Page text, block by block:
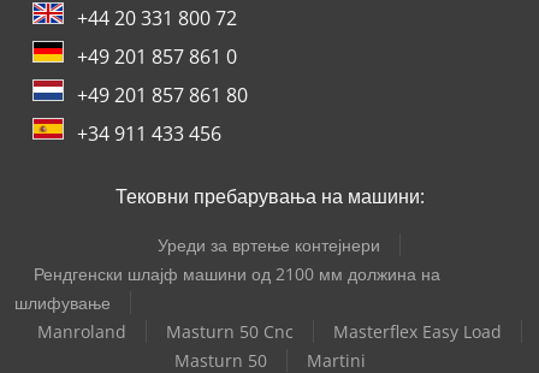
+44 20 331 800 72
+49 201 857 861 0
+49 201 857 861 80
+34 911 433 456
Тековни пребарувања на машини:
Уреди за вртење контејнери
Рендгенски шлајф машини од 2100 мм должина на
шлифување
Manroland
Masturn 50 Cnc
Masterflex Easy Load
Masturn 50
Martini